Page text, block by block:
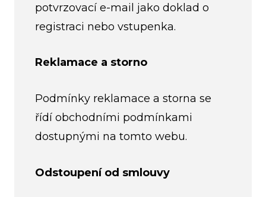
potvrzovací e-mail jako doklad o
registraci nebo vstupenka.
Reklamace a storno
Podmínky reklamace a storna se
řídí obchodními podmínkami
dostupnými na tomto webu.
Odstoupení od smlouvy